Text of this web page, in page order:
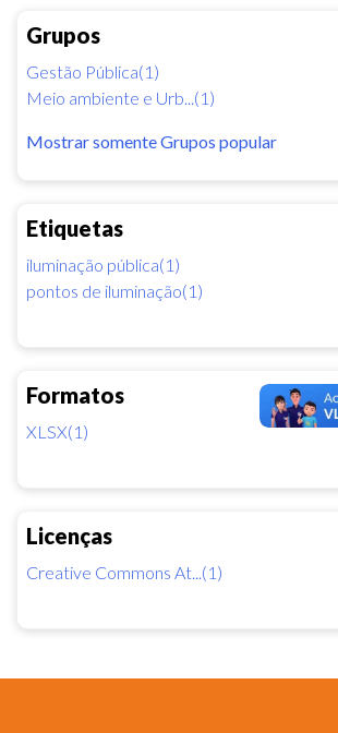
Grupos
Gestão Pública(1)
Meio ambiente e Urb...(1)
Mostrar somente Grupos popular
Etiquetas
iluminação pública(1)
pontos de iluminação(1)
Formatos
XLSX(1)
Licenças
Creative Commons At...(1)